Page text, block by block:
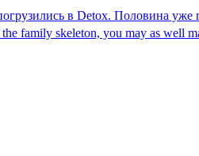
в Detox. Половина
family skeleton, you may as well